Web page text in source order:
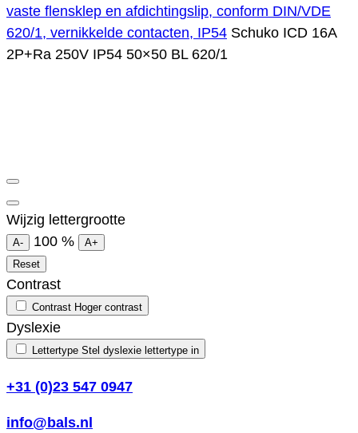
vaste flensklep en afdichtingslip, conform DIN/VDE
620/1, vernikkelde contacten, IP54 Schuko ICD 16A
2P+Ra 250V IP54 50×50 BL 620/1
Wijzig lettergrootte
A- 100 %
A+
Reset
Contrast
Contrast Hoger contrast
Dyslexie
Lettertype Stel dyslexie lettertype in
+31 (0)23 547 0947
info@bals.nl